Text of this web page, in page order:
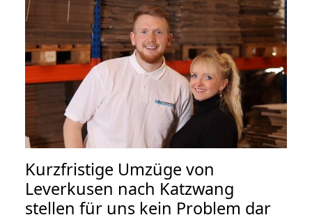
Kurzfristige Umzüge von
Leverkusen nach Katzwang
stellen für uns kein Problem dar